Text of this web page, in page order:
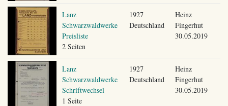
Lanz
Schwarzwaldwerke
Preisliste
2 Seiten
1927
Deutschland
Heinz
Fingerhut
30.05.2019
Lanz
Schwarzwaldwerke
Schriftwechsel
1 Seite
1927
Deutschland
Heinz
Fingerhut
30.05.2019